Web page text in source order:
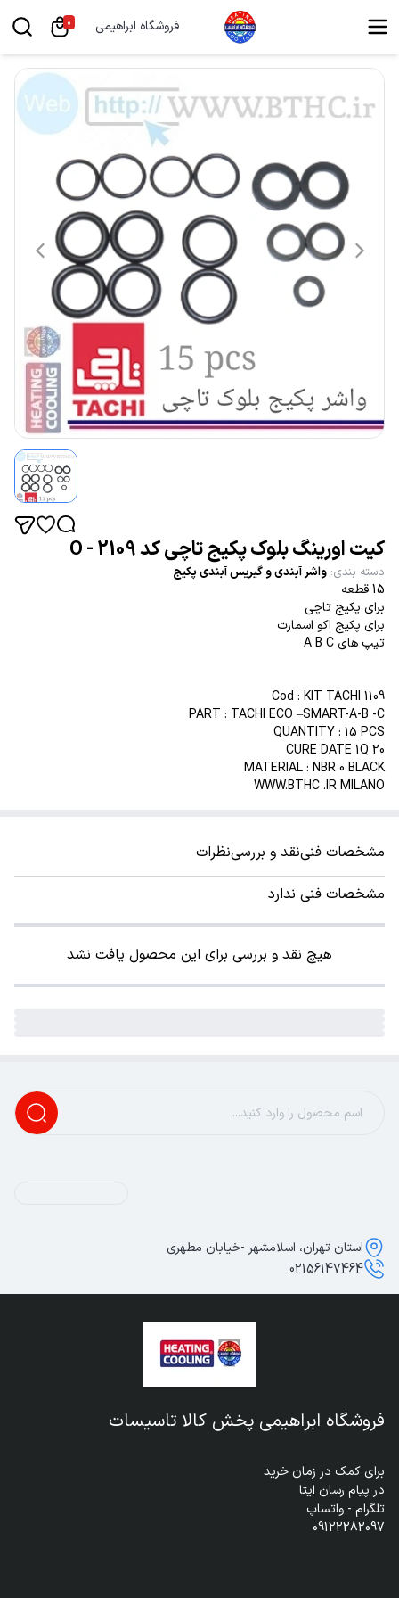
فروشگاه ابراهیمی 0
کیت اورینگ بلوک پکیج تاچی کد 2109 - O
دسته بندی: واشر آبندی و گیریس آبندی پکیج
15 قطعه
برای پکیج تاچی
برای پکیج اکو اسمارت
تیپ های A B C
Cod : KIT TACHI 1109
PART : TACHI ECO –SMART-A-B -C
QUANTITY : 15 PCS
CURE DATE 1Q 20
MATERIAL : NBR 0 BLACK
WWW.BTHC .IR MILANO
مشخصات فنینقد و بررسینظرات
مشخصات فنی ندارد
هیچ نقد و بررسی برای این محصول یافت نشد
فروشگاه ابراهیمی پخش کالا تاسیسات
09122282097
استان تهران، اسلامشهر -خیابان مطهری
02156147464